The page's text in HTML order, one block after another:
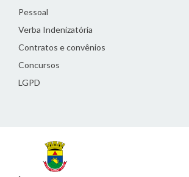
Pessoal
Verba Indenizatória
Contratos e convênios
Concursos
LGPD